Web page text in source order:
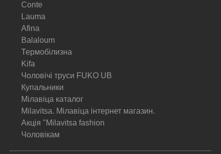
Conte
Lauma
Afina
Balaloum
Термобілизна
Kifa
Чоловічі труси FUKO UB
Купальники
Мілавіца каталог
Milavitsa. Мілавіца інтернет магазин.
Акція "Milavitsa fashion
Чоловікам